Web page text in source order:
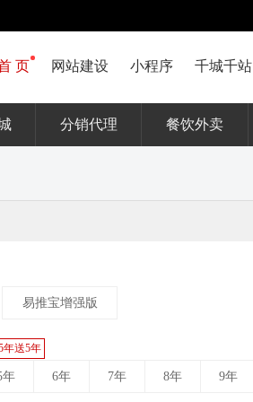
页 网站建设 小程序 千城千站
分销代理 餐饮外卖
易推宝增强版
年
年送5年
6年 7年 8年 9年